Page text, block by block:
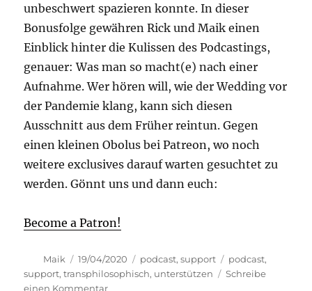
unbeschwert spazieren konnte. In dieser
Bonusfolge gewähren Rick und Maik einen
Einblick hinter die Kulissen des Podcastings,
genauer: Was man so macht(e) nach einer
Aufnahme. Wer hören will, wie der Wedding vor
der Pandemie klang, kann sich diesen
Ausschnitt aus dem Früher reintun. Gegen
einen kleinen Obolus bei Patreon, wo noch
weitere exclusives darauf warten gesuchtet zu
werden. Gönnt uns und dann euch:
Become a Patron!
Autor
Maik
Veröffentlicht
am
19/04/2020 Kategorien
podcast,support Schlagwörter
podcast,
support,transphilosophisch, unterstützen
Schreibe
einen Kommentarzu